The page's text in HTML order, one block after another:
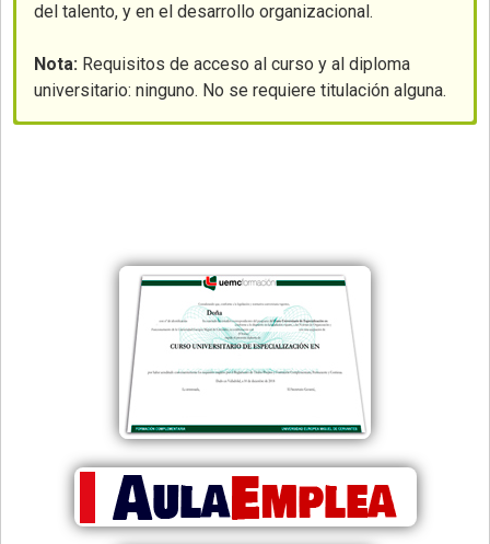
del talento, y en el desarrollo organizacional.
Nota: Requisitos de acceso al curso y al diploma
universitario: ninguno. No se requiere titulación alguna.